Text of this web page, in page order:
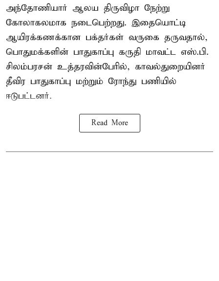
அந்தோணியார் ஆலய திருவிழா நேற்று
கோலாகலமாக நடைபெற்றது. இதையொட்டி
ஆயிரக்கணக்கான பக்தர்கள் வருகை தருவதால்,
பொதுமக்களின் பாதுகாப்பு கருதி மாவட்ட எஸ்.பி.
சிலம்பரசன் உத்தரவின்பேரில், காவல்துறையினர்
தீவிர பாதுகாப்பு மற்றும் ரோந்து பணியில்
ஈடுபட்டனர்.
Read More